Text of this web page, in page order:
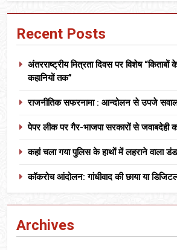
Recent Posts
अंतरराष्ट्रीय मित्रता दिवस पर विशेष
कहानियों तक”
राजनीतिक सफरनामा : आन्दोलन से उपजे
पेपर लीक पर गैर-भाजपा सरकारों से जवाबदेही
कहां चला गया पुलिस के हाथों में लहराने वाला
कॉकरोच आंदोलन: गांधीवाद की छाया या
Archives